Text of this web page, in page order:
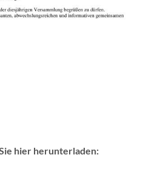
hier herunterladen: